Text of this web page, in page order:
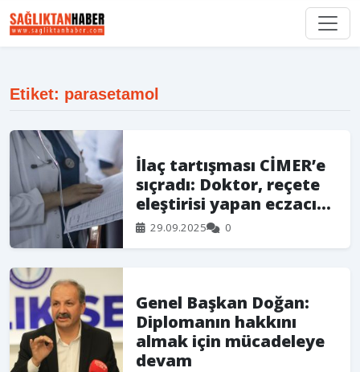
Etiket: parasetamol
İlaç tartışması CİMER’e
sıçradı: Doktor, reçete
eleştirisi yapan eczacı...
29.09.2025 0
Genel Başkan Doğan:
Diplomanın hakkını
almak için mücadeleye
devam